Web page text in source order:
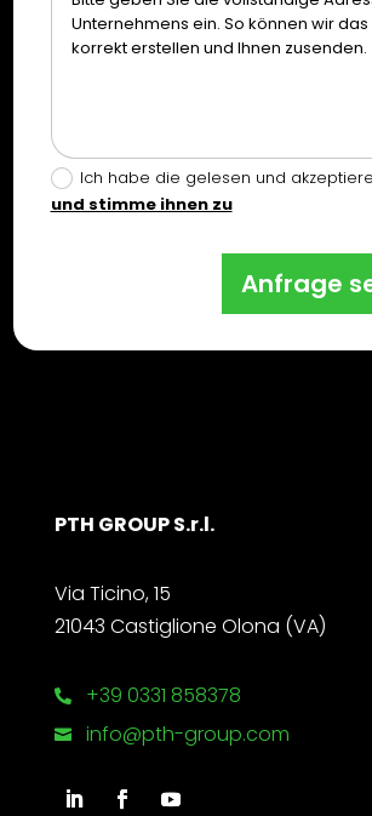
Ich habe die gelesen und
und stimme ihnen zu
Anfrage
PTH GROUP S.r.l.
Via Ticino, 15
21043 Castiglione Olona (VA)
 +39 0331 858378
 info@pth-group.com